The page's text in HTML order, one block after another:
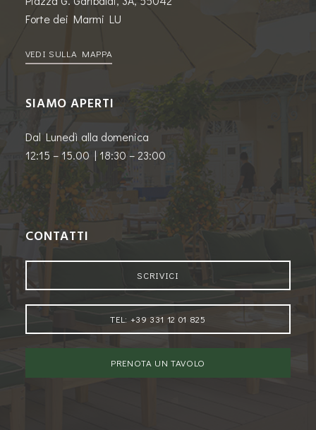
Forte dei Marmi LU
VEDI SULLA MAPPA
SIAMO APERTI
Dal Lunedì alla domenica
12:15 – 15.00 | 18:30 – 23:00
CONTATTI
SCRIVICI
TEL: +39 331 12 01 825
PRENOTA UN TAVOLO